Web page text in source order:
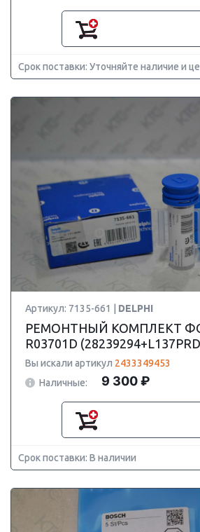
Срок поставки: Уточняйте наличие и
Артикул: 7135-661 | DELPHI
РЕМОНТНЫЙ КОМПЛЕКТ
R03701D
Вы искали артикул 2433349453
Наличные:
9 300 ₽
Срок поставки: В наличии